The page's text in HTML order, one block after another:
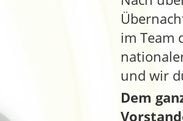
im Team
und wir
Dem